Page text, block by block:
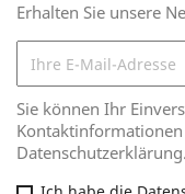
Erhalten Sie unsere
Sie können Ihr
Datenschutzerklärung.